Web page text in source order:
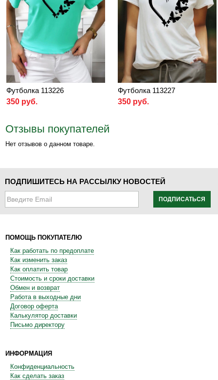
Футболка 113226
350 руб.
Футболка 113227
350 руб.
Отзывы покупателей
Нет отзывов о данном товаре.
ПОДПИШИТЕСЬ НА РАССЫЛКУ НОВОСТЕЙ
ПОДПИСАТЬСЯ
ПОМОЩЬ ПОКУПАТЕЛЮ
Как работать по предоплате
Как изменить заказ
Как оплатить товар
Стоимость и сроки доставки
Обмен и возврат
Работа в выходные дни
Договор оферта
Калькулятор доставки
Письмо директору
ИНФОРМАЦИЯ
Конфиденциальность
Как сделать заказ